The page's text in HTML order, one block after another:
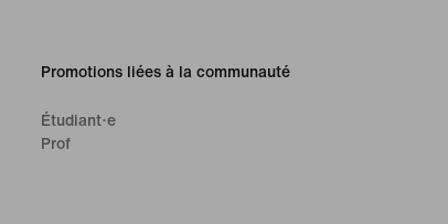
Promotions liées à la communauté
Étudiant·e
Prof